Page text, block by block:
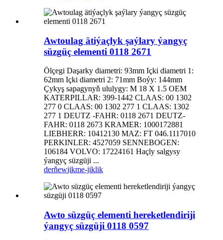
Awtoulag ätiýaçlyk şaýlary ýangyç
süzgüç elementi 0118 2671
Ölçegi Daşarky diametri: 93mm Içki diametri 1:
62mm Içki diametri 2: 71mm Boýy: 144mm
Çykyş sapagynyň ululygy: M 18 X 1.5 OEM
KATERPILLAR: 399-1442 CLAAS: 00 1302
277 0 CLAAS: 00 1302 277 1 CLAAS: 1302
277 1 DEUTZ -FAHR: 0118 2671 DEUTZ-
FAHR: 0118 2673 KRAMER: 1000172881
LIEBHERR: 10412130 MAZ: FT 046.1117010
PERKINLER: 4527059 SENNEBOGEN:
106184 VOLVO: 17224161 Haçly salgysy
ýangyç süzgüji ...
derňewjikme-jiklik
Awto süzgüç elementi hereketlendiriji
ýangyç süzgüji 0118 0597